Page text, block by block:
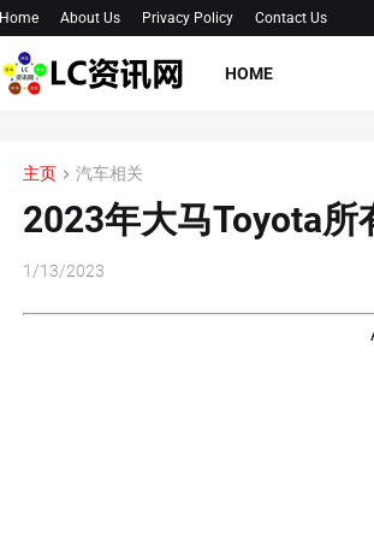
Home About Us Privacy Policy Contact Us
HOME
主页 汽车相关
2023年大马Toyota所
1/13/2023